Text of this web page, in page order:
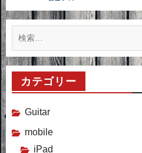
検
カテゴリー
Guitar
mobile
iPad